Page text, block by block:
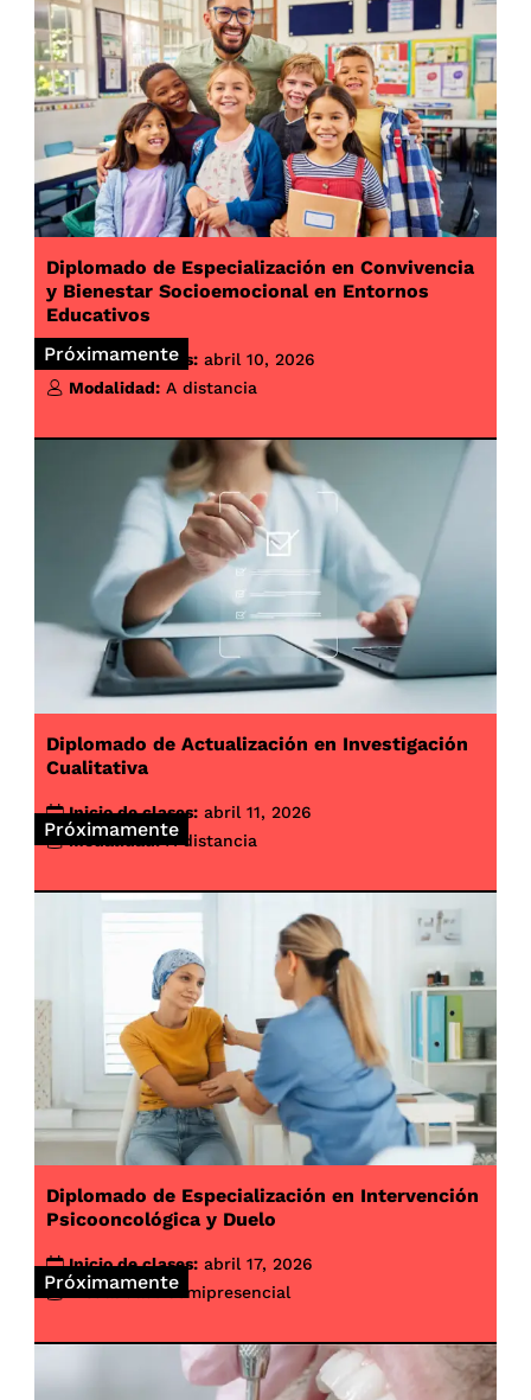
Próximamente
Diplomado de Especialización en Convivencia
y Bienestar Socioemocional en Entornos
Educativos
Inicio de clases: abril 10, 2026
Modalidad: A distancia
Próximamente
Diplomado de Actualización en Investigación
Cualitativa
Inicio de clases: abril 11, 2026
Modalidad: A distancia
Próximamente
Diplomado de Especialización en Intervención
Psicooncológica y Duelo
Inicio de clases: abril 17, 2026
Modalidad: Semipresencial